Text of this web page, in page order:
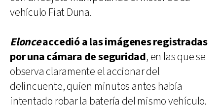
vehículo Fiat Duna.
Elonceaccedió a las imágenes registradas
por una cámara de seguridad, en las que se
observa claramente el accionar del
delincuente, quien minutos antes había
intentado robar la batería del mismo vehículo.